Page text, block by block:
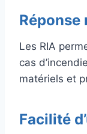
Réponse
Les RIA
cas
matériels et
Facilité